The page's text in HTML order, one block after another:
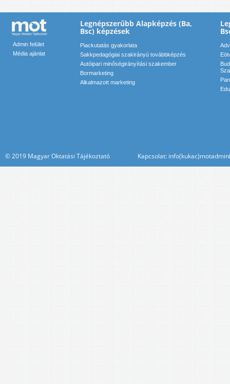
Admin felület
Média ajánlat
Legnépszerűbb Alapképzés (Ba,
Bsc) képzések
Piackutatás gyakorlata
Sakkpedagógiai szakirányú továbbképzés
Autóipari minőségirányítási szakember
Bormarketing
Alkalmazott marketing
© 2019 Magyar Oktatási Tájékoztató Kapcsolat: